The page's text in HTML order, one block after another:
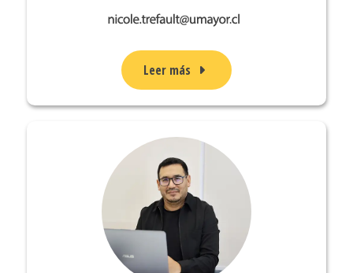
Leer más